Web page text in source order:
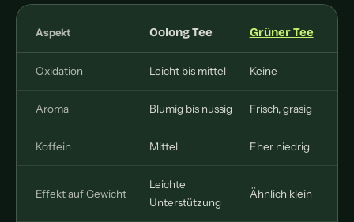
Aspekt Oolong Tee Grüner Tee
Oxidation Leicht bis mittel Keine
Aroma Blumig bis nussig Frisch, grasig
Koffein Mittel Eher niedrig
Effekt auf Gewicht
Leichte
Unterstützung
Ähnlich klein